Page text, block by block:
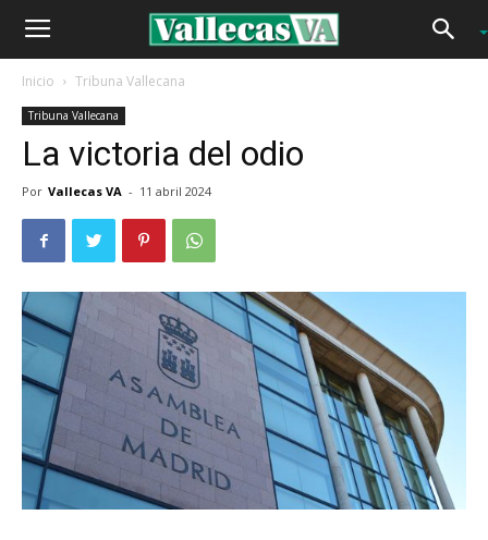
Inicio Tribuna Vallecana
Tribuna Vallecana
La victoria del odio
Por Vallecas VA - 11 abril 2024